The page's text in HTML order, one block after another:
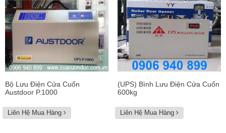
Bộ Lưu Điện Cửa Cuốn
Austdoor P.1000
Liên Hệ Mua Hàng
(UPS) Bình Lưu Điện Cửa Cuốn
600kg
Liên Hệ Mua Hàng